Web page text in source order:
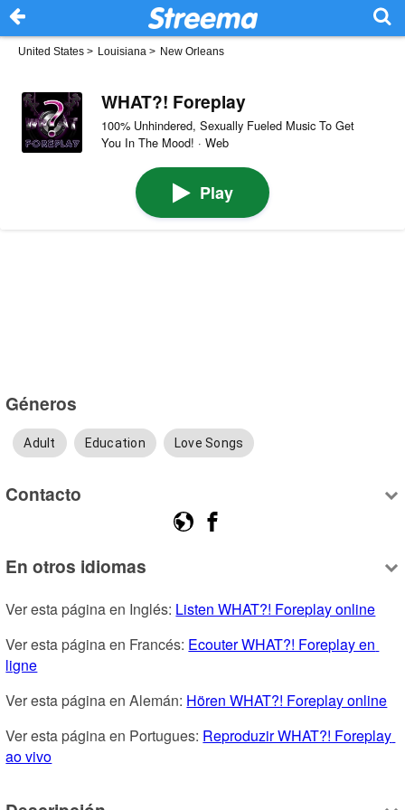
United States > Louisiana > New Orleans
WHAT?! Foreplay
100% Unhindered, Sexually Fueled Music To Get
You In The Mood! · Web
Play
Géneros
Adult Education Love Songs
Contacto
En otros idiomas
Ver esta página en Inglés: Listen WHAT?! Foreplay online
Ver esta página en Francés: Ecouter WHAT?! Foreplay en
ligne
Ver esta página en Alemán: Hören WHAT?! Foreplay online
Ver esta página en Portugues: Reproduzir WHAT?! Foreplay
ao vivo